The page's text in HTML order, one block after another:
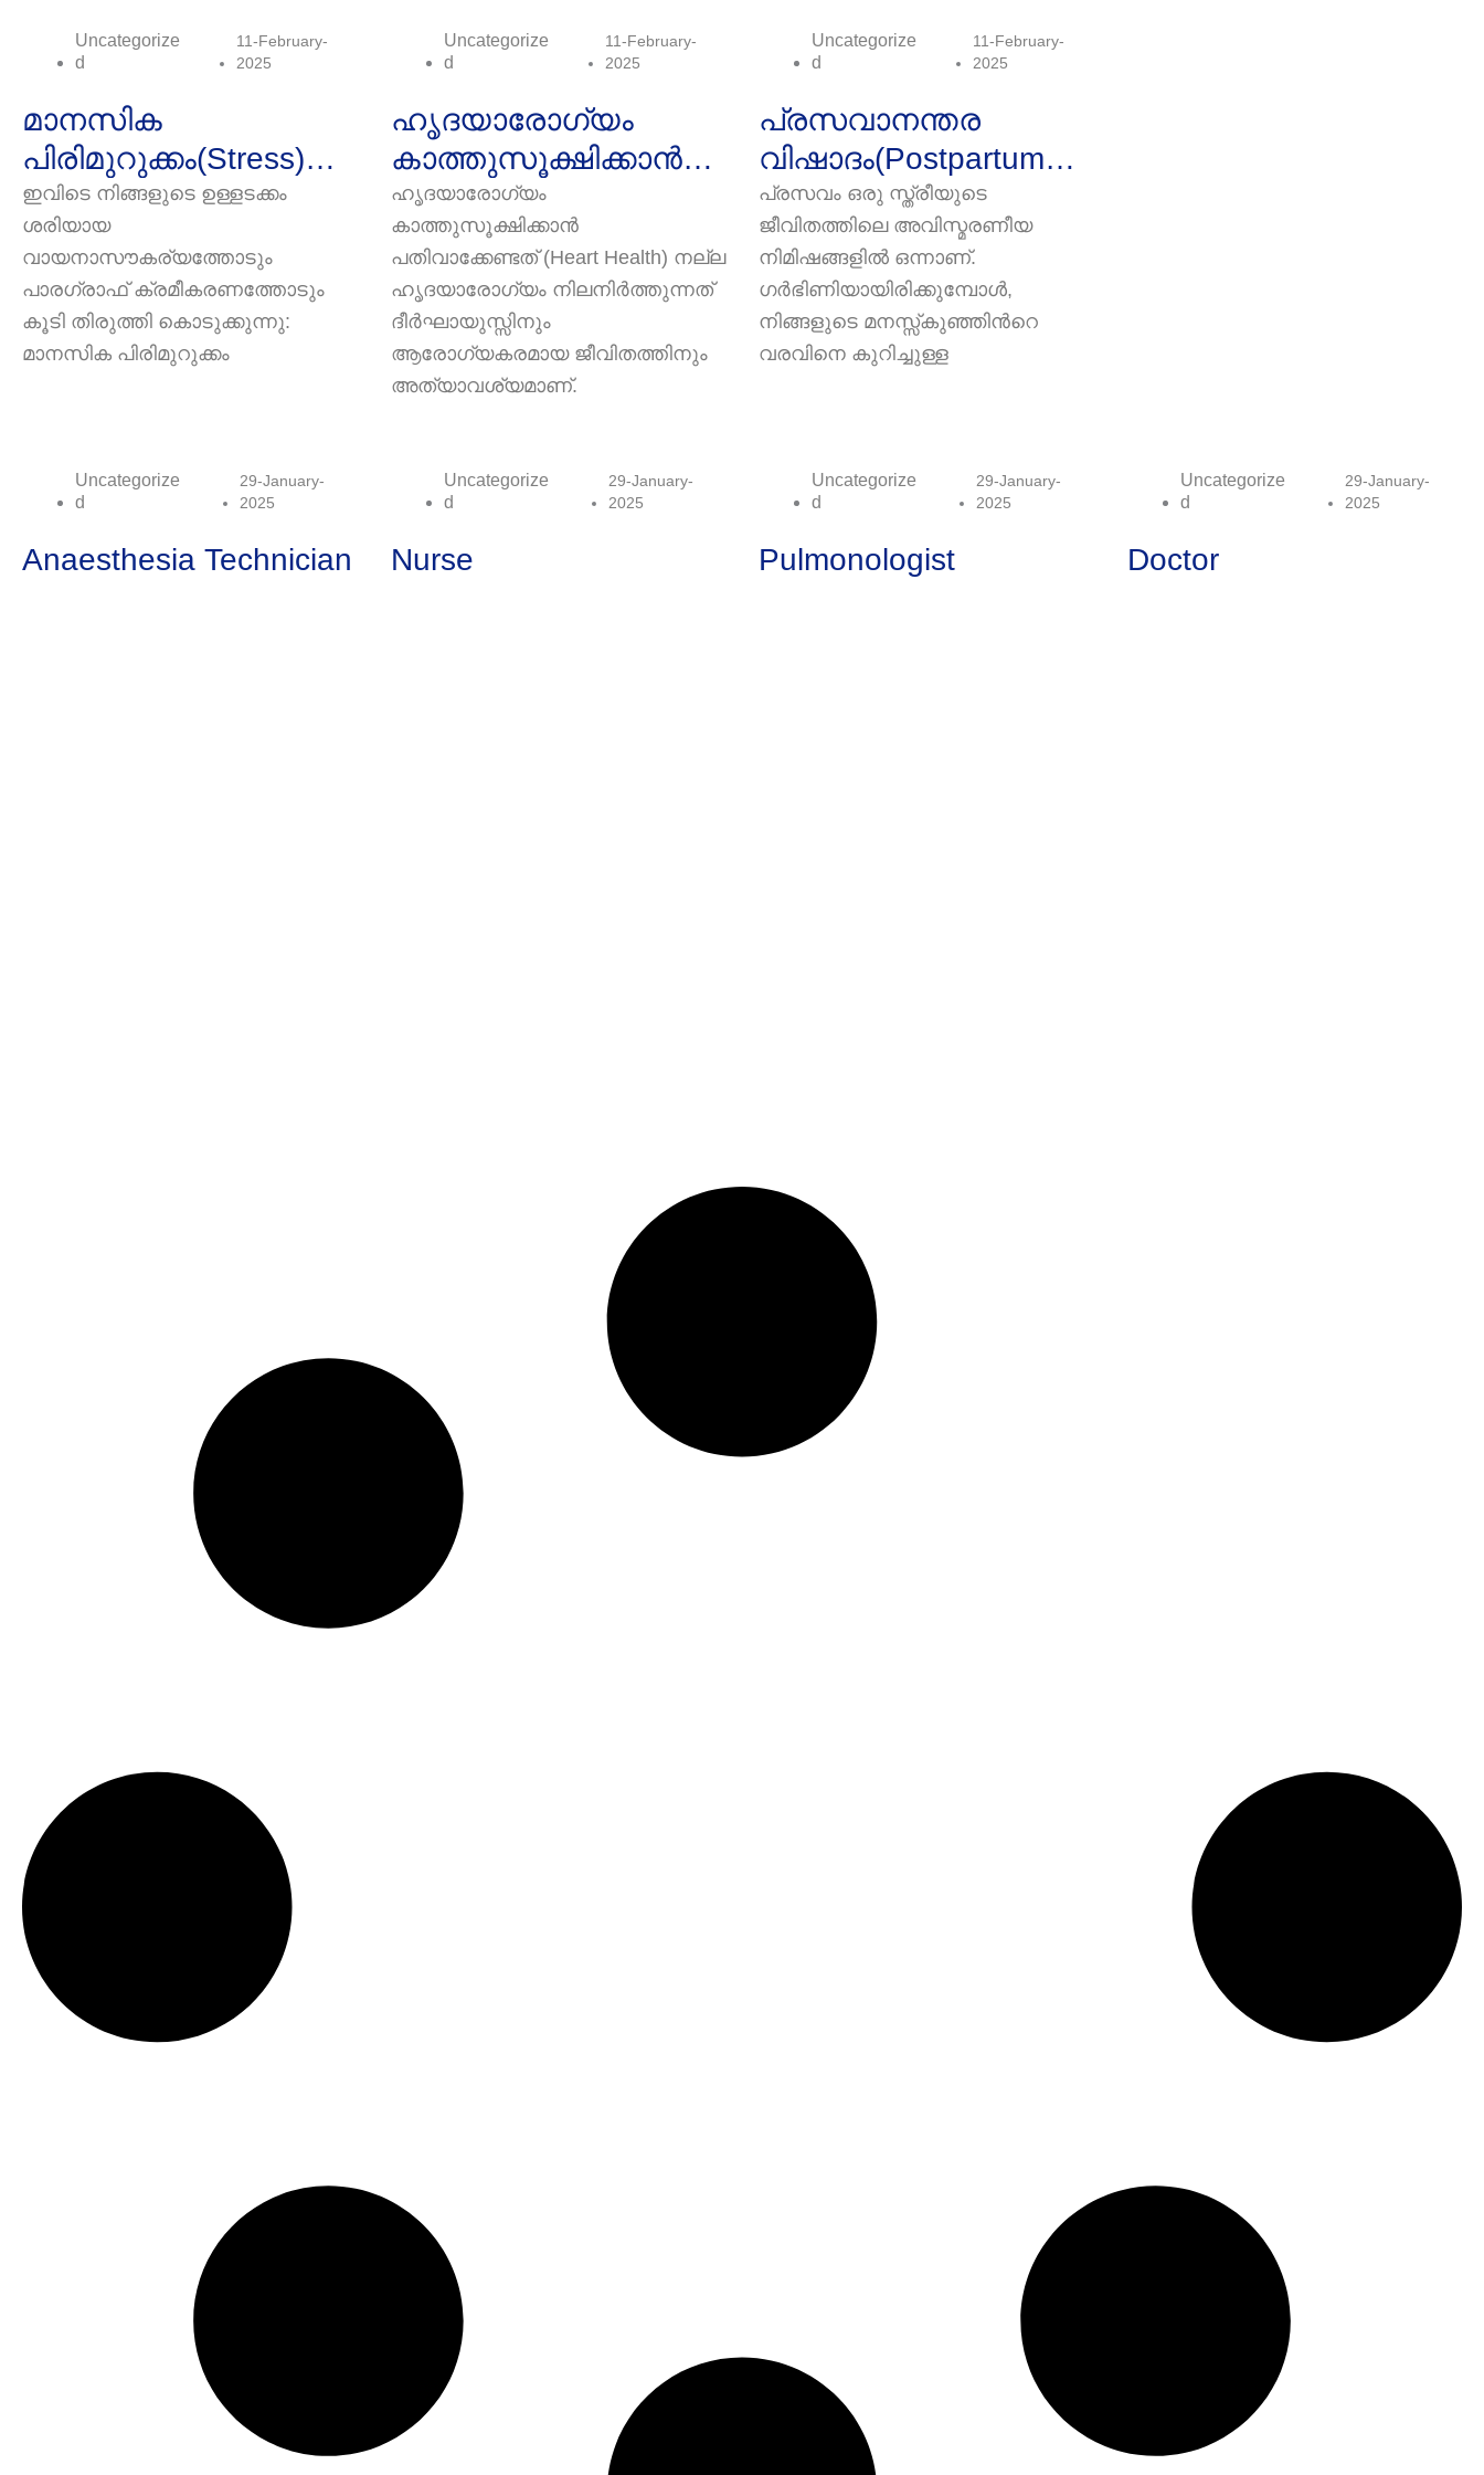
Uncategorize
D
11-February-
2025
മാനസിക
പിരിമുറുക്കം(Stress)
:ഇന്നത്തെ
തിരക്കുപിടിച്ച
ജീവിതരീതിയില്‍എ
ല്ലാ മനുഷ്യര്‍ക്കും…
ഇവിടെ നിങ്ങളുടെ ഉള്ളടക്കം
ശരിയായ
വായനാസൗകര്യത്തോടും
പാരഗ്രാഫ് ക്രമീകരണത്തോടും
കൂടി തിരുത്തി കൊടുക്കുന്നു:
മാനസിക പിരിമുറുക്കം
Uncategorize
D
11-February-
2025
ഹൃദയാരോഗ്യം
കാത്തുസൂക്ഷിക്കാൻ
പതിവാക്കേണ്ടത് ഇവ
(Heart Health) നല്ല
ഹൃദയാരോഗ്യത്തി
ഹൃദയാരോഗ്യം
കാത്തുസൂക്ഷിക്കാൻ
പതിവാക്കേണ്ടത് (Heart Health) നല്ല
ഹൃദയാരോഗ്യം നിലനിർത്തുന്നത്
ദീർഘായുസ്സിനും
ആരോഗ്യകരമായ ജീവിതത്തിനും
അത്യാവശ്യമാണ്.
Uncategorize
D
11-February-
2025
പ്രസവാനന്തര
വിഷാദം(Postpartum
Depression):
അമ്മമാരെ
തളര്‍ത്തുന്ന
മാനസികാവസ്ഥ
പ്രസവം ഒരു സ്ത്രീയുടെ
ജീവിതത്തിലെ അവിസ്മരണീയ
നിമിഷങ്ങളില്‍ ഒന്നാണ്.
ഗര്‍ഭിണിയായിരിക്കുമ്പോള്‍,
നിങ്ങളുടെ മനസ്സ്കുഞ്ഞിന്‍റെ
വരവിനെ കുറിച്ചുള്ള
Uncategorize
D
29-January-
2025
Anaesthesia Technician
Uncategorize
D
29-January-
2025
Nurse
Uncategorize
D
29-January-
2025
Pulmonologist
Uncategorize
D
29-January-
2025
Doctor